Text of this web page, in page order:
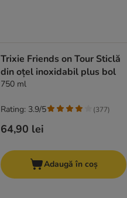
Trixie Friends on Tour Sticlă
din oțel inoxidabil plus bol
750 ml
64,90 lei
Rating: 3.9/5 (377)
Adaugă în coș